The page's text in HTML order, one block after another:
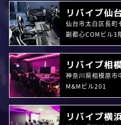
リバイブ仙
仙台市太白区長町
副都心COMビル3
リバイブ相
神奈川県相模原市
M&Mビル201
リバイブ横